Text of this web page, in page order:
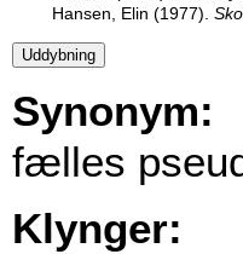
Hansen, Elin (1977).
Synonym:
fælles
Klynger: